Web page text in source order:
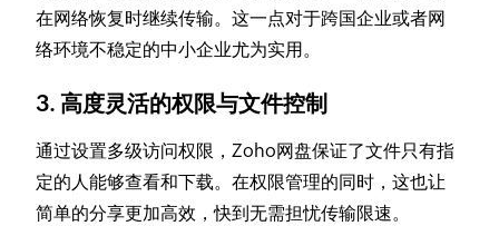
在网络恢复时继续传输。这一点对于跨国企业或者网
络环境不稳定的中小企业尤为实用。
3. 高度灵活的权限与文件控制
通过设置多级访问权限，Zoho网盘保证了文件只有指
定的人能够查看和下载。在权限管理的同时，这也让
简单的分享更加高效，快到无需担忧传输限速。